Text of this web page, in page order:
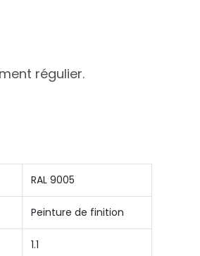
régulier.
RAL 9005
Peinture de finition
1.1